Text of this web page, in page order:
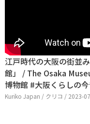
江戸時代の大阪の街並
館」 / The Osaka
博物館 #大阪くらしの
Kuriko Japan / クリコ / 2023-